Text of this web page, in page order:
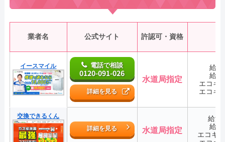
業者名 公式サイト 許認可・資格
イースマイル 電話で相談
0120-091-026
詳細を見る
水道局指定
給
給
エコキ
エコキ
交換できるくん
詳細を見る
水道局指定
給湯
給
エコキ